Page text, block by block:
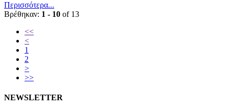
Περισσότερα...
Βρέθηκαν: 1 - 10 of 13
<<
<
1
2
>
>>
NEWSLETTER